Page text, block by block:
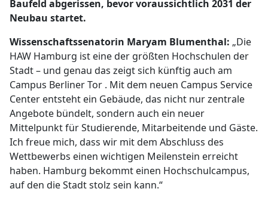
Baufeld abgerissen, bevor voraussichtlich 2031 der
Neubau startet.
Wissenschaftssenatorin Maryam Blumenthal: „Die
HAW Hamburg ist eine der größten Hochschulen der
Stadt – und genau das zeigt sich künftig auch am
Campus Berliner Tor . Mit dem neuen Campus Service
Center entsteht ein Gebäude, das nicht nur zentrale
Angebote bündelt, sondern auch ein neuer
Mittelpunkt für Studierende, Mitarbeitende und Gäste.
Ich freue mich, dass wir mit dem Abschluss des
Wettbewerbs einen wichtigen Meilenstein erreicht
haben. Hamburg bekommt einen Hochschulcampus,
auf den die Stadt stolz sein kann.“